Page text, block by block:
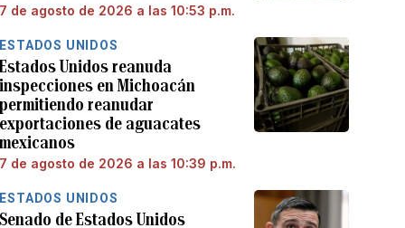
7 de agosto de 2026 a las 10:53 p.m.
ESTADOS UNIDOS
Estados Unidos reanuda
inspecciones en Michoacán
permitiendo reanudar
exportaciones de aguacates
mexicanos
7 de agosto de 2026 a las 10:39 p.m.
ESTADOS UNIDOS
Senado de Estados Unidos